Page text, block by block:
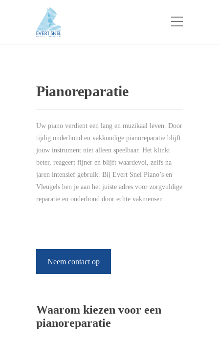
Pianoreparatie
Uw piano verdient een lang en muzikaal leven. Door
tijdig onderhoud en vakkundige pianoreparatie blijft
jouw instrument niet alleen speelbaar. Het klinkt
beter, reageert fijner en blijft waardevol, zelfs na
jaren intensief gebruik. Bij Evert Snel Piano’s en
Vleugels ben je aan het juiste adres voor zorgvuldige
reparatie en onderhoud door echte vakmensen.
Neem contact op
Waarom kiezen voor een
pianoreparatie